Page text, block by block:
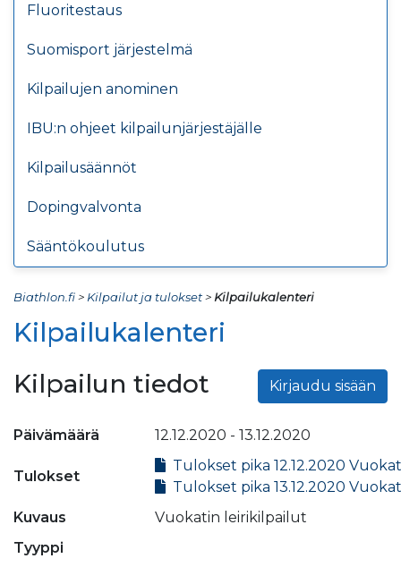
Fluoritestaus
Suomisport järjestelmä
Kilpailujen anominen
IBU:n ohjeet kilpailunjärjestäjälle
Kilpailusäännöt
Dopingvalvonta
Sääntökoulutus
Biathlon.fi> Kilpailut ja tulokset> Kilpailukalenteri
Kilpailukalenteri
Kirjaudu sisään
Kilpailun tiedot
Päivämäärä 12.12.2020 - 13.12.2020
Tulokset
Tulokset pika 12.12.2020
Tulokset pika 13.12.2020
Kuvaus
Vuokatin leirikilpailut
Tyyppi